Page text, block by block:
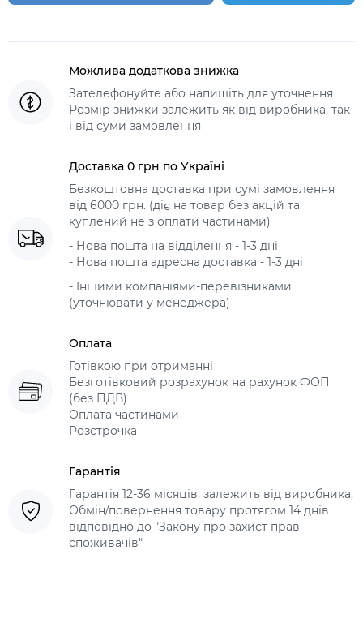
Можлива додаткова знижка
Зателефонуйте або напишіть для уточнення
Розмір знижки залежить як від виробника, так
і від суми замовлення
Доставка 0 грн по Україні
Безкоштовна доставка при сумі замовлення
від 6000 грн. (діє на товар без акцій та
куплений не з оплати частинами)
- Нова пошта на відділення - 1-3 дні
- Нова пошта адресна доставка - 1-3 дні
- Іншими компаніями-перевізниками
(уточнювати у менеджера)
Оплата
Готівкою при отриманні
Безготівковий розрахунок на рахунок ФОП
(без ПДВ)
Оплата частинами
Розстрочка
Гарантія
Гарантія 12-36 місяців, залежить від виробника,
Обмін/повернення товару протягом 14 днів
відповідно до "Закону про захист прав
споживачів"